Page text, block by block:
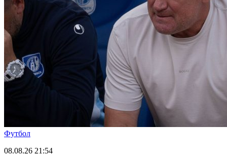
Футбол
08.08.26 21:54